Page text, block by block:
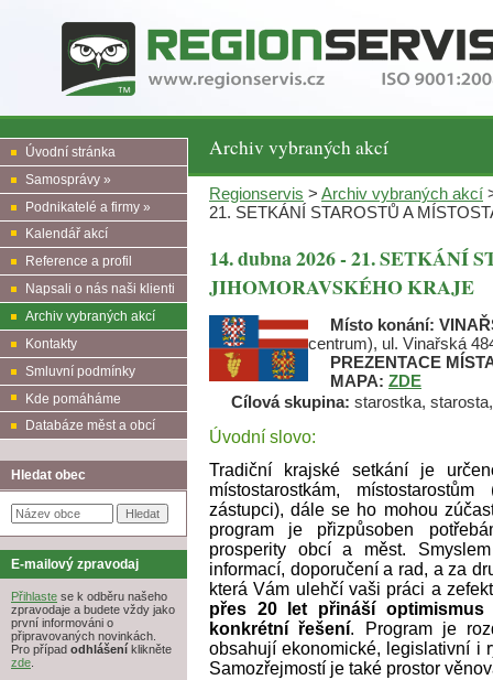
Archiv vybraných akcí
Úvodní stránka
Samosprávy »
Podnikatelé a firmy »
Kalendář akcí
Reference a profil
Napsali o nás naši klienti
Archiv vybraných akcí
Kontakty
Smluvní podmínky
Kde pomáháme
Databáze měst a obcí
Hledat obec
E-mailový zpravodaj
Přihlaste se k odběru našeho
zpravodaje a budete vždy jako
první informováni o
připravovaných novinkách.
Pro případ odhlášení klikněte
zde.
Regionservis > Archiv vybraných akcí
21. SETKÁNÍ STAROSTŮ A
14. dubna 2026 - 21. SETKÁNÍ
JIHOMORAVSKÉHO KRAJE
Místo konání:
centrum), ul. Vinařská
PREZENTACE
MAPA: ZDE
Cílová skupina: starostka,
Úvodní slovo:
Tradiční krajské setkání je
místostarostkám,
zástupci), dále se ho mohou
program je přizpůsoben
prosperity obcí a měst.
informací, doporučení a rad, a za
která Vám ulehčí vaši práci a
přes 20 let přináší
konkrétní řešení. Program je
obsahují ekonomické, legislativní i
Samozřejmostí je také prostor